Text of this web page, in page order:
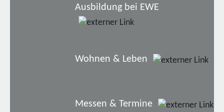
Ausbildung bei EWE
Wohnen & Leben
Messen & Termine